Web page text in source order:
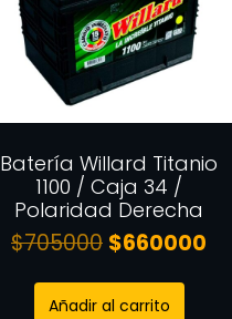
Batería Willard Titanio
1100 / Caja 34 /
Polaridad Derecha
$705000 $660000
Añadir al carrito